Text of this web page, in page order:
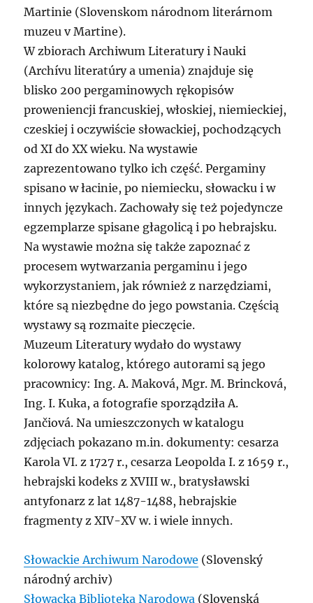
Martinie (Slovenskom národnom literárnom
muzeu v Martine).
W zbiorach Archiwum Literatury i Nauki
(Archívu literatúry a umenia) znajduje się
blisko 200 pergaminowych rękopisów
proweniencji francuskiej, włoskiej, niemieckiej,
czeskiej i oczywiście słowackiej, pochodzących
od XI do XX wieku. Na wystawie
zaprezentowano tylko ich część. Pergaminy
spisano w łacinie, po niemiecku, słowacku i w
innych językach. Zachowały się też pojedyncze
egzemplarze spisane głagolicą i po hebrajsku.
Na wystawie można się także zapoznać z
procesem wytwarzania pergaminu i jego
wykorzystaniem, jak również z narzędziami,
które są niezbędne do jego powstania. Częścią
wystawy są rozmaite pieczęcie.
Muzeum Literatury wydało do wystawy
kolorowy katalog, którego autorami są jego
pracownicy: Ing. A. Maková, Mgr. M. Brincková,
Ing. I. Kuka, a fotografie sporządziła A.
Jančiová. Na umieszczonych w katalogu
zdjęciach pokazano m.in. dokumenty: cesarza
Karola VI. z 1727 r., cesarza Leopolda I. z 1659 r.,
hebrajski kodeks z XVIII w., bratysławski
antyfonarz z lat 1487-1488, hebrajskie
fragmenty z XIV-XV w. i wiele innych.
Słowackie Archiwum Narodowe (Slovenský
národný archiv)
Słowacka Biblioteka Narodowa (Slovenská